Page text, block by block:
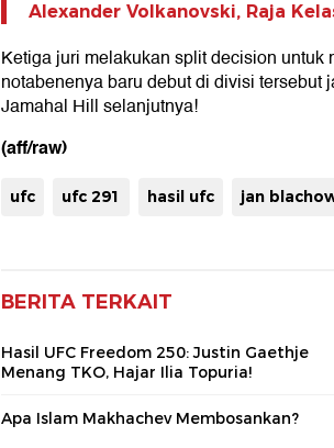
Alexander Volkanovski, Raja
Ketiga juri melakukan split decision
notabenenya baru debut di divisi
Jamahal Hill selanjutnya!
(aff/raw)
ufc ufc 291 hasil ufc jan
BERITA TERKAIT
Hasil UFC Freedom 250: Justin Gaethje
Menang TKO, Hajar Ilia Topuria!
Apa Islam Makhachev Membosankan?